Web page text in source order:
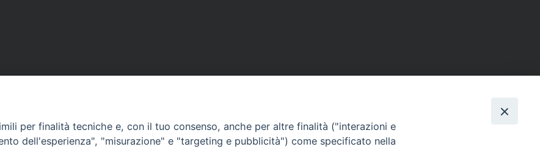
per finalità tecniche e, con il tuo consenso, anche per altre finalità ("interazioni e
dell'esperienza", "misurazione" e "targeting e pubblicità") come specificato nella